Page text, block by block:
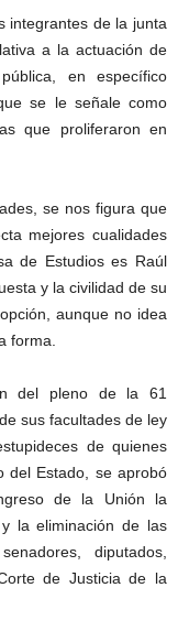
integrantes de la junta
a la actuación de
en específico
se le señale como
que proliferaron en
se nos figura que
mejores cualidades
de Estudios es Raúl
y la civilidad de su
aunque no idea
forma.
del pleno de la 61
sus facultades de ley
de quienes
del Estado, se aprobó
de la Unión la
la eliminación de las
diputados,
de Justicia de la